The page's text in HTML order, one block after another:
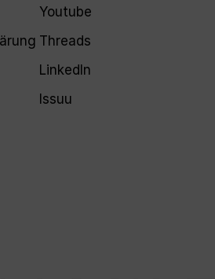
Youtube
Threads
LinkedIn
Issuu